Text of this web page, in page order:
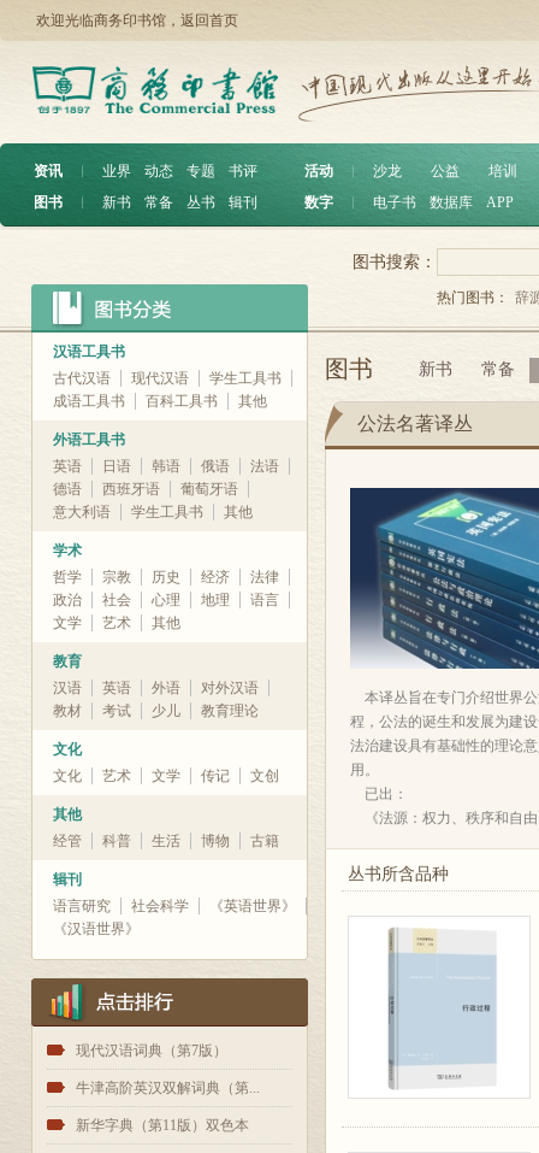
欢迎光临商务印书馆， 返回首页
资讯 ︱ 业界 动态 专题
书评
图书
︱ 新书 常备 丛书 辑刊
活动 沙龙 公益
培训
数字
电子书 数据库 APP
汉语工具书
古代汉语
现代汉语
学生工具书
成语工具书
百科工具书 其他
外语工具书
英语
日语 韩语 俄语
法语
德语
西班牙语
葡萄牙语
意大利语
学生工具书 其他
学术
哲学
宗教 历史 经济
法律
政治
社会 心理 地理
语言
文学
艺术 其他
教育
汉语
英语 外语
对外汉语
教材
考试 少儿 教育理论
文化
文化
艺术 文学 传记 文创
其他
经管
科普 生活 博物 古籍
辑刊
语言研究
社会科学
《英语世界》
《汉语世界》
1 现代汉语词典（第7版）
2 牛津高阶英汉双解词典（第...
3 新华字典（第11版）双色本
图书搜索：
热门图书： 辞
图书 新书 常备
公法名著译丛
本译丛旨在专门介绍世界
程，公法的诞生和发展为建
法治建设具有基础性的理论
用。
已出：
《法源：权力、秩序和自
丛书所含品种